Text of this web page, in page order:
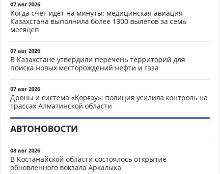
07 авг 2026
Когда счёт идёт на минуты: медицинская авиация
Казахстана выполнила более 1300 вылетов за семь
месяцев
07 авг 2026
В Казахстане утвердили перечень территорий для
поиска новых месторождений нефти и газа
07 авг 2026
Дроны и система «Қорғау»: полиция усилила контроль на
трассах Алматинской области
АВТОНОВОСТИ
08 авг 2026
В Костанайской области состоялось открытие
обновленного вокзала Аркалыка